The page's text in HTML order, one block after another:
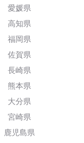
愛媛県
高知県
福岡県
佐賀県
長崎県
熊本県
大分県
宮崎県
鹿児島県